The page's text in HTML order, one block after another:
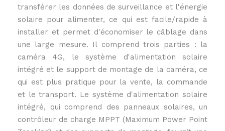
transférer les données de surveillance et l'énergie
solaire pour alimenter, ce qui est facile/rapide à
installer et permet d'économiser le câblage dans
une large mesure. Il comprend trois parties : la
caméra 4G, le système d'alimentation solaire
intégré et le support de montage de la caméra, ce
qui est plus pratique pour la vente, la commande
et le transport. Le système d'alimentation solaire
intégré, qui comprend des panneaux solaires, un
contrôleur de charge MPPT (Maximum Power Point